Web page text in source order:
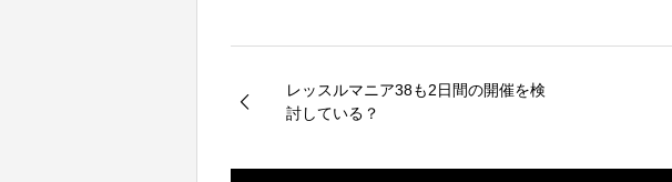
レッスルマニア38も2日間の開催を検
討している？